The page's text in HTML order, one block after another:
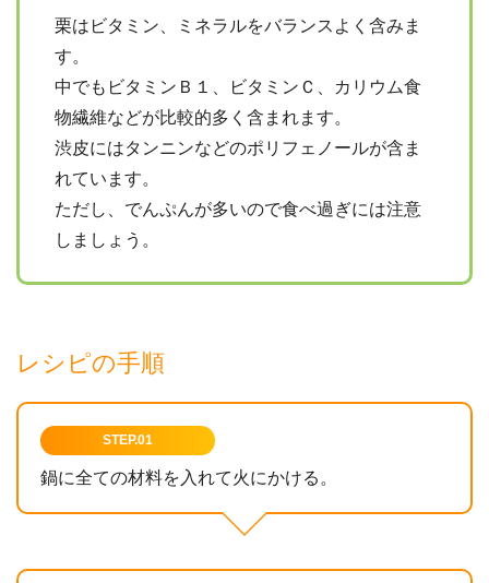
栗はビタミン、ミネラルをバランスよく含みま
す。
中でもビタミンＢ１、ビタミンＣ、カリウム食
物繊維などが比較的多く含まれます。
渋皮にはタンニンなどのポリフェノールが含ま
れています。
ただし、でんぷんが多いので食べ過ぎには注意
しましょう。
レシピの手順
STEP.01
鍋に全ての材料を入れて火にかける。